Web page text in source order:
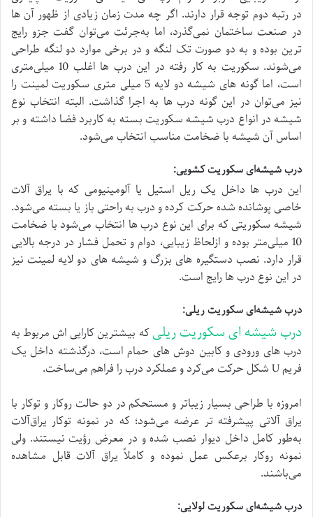
در رتبه دوم توجه قرار دارند. اگر چه مدت‌ زمان زیادی از ظهور آن‌ ها
در صنعت ساختمان نمی‌گذرد، اما به‌جرئت می‌توان گفت جزو رایج‌
ترین بوده و به دو صورت تک لنگه و در برخی موارد دو لنگه طراحی
می‌شوند. سکوریت به‌ کار رفته در این درب‌ ها اغلب 10 میلی‌متری
است، اما گونه‌ های شیشه دو لایه 5 میلی‌ متری سکوریت لمینت را
نیز می‌توان در این‌ گونه درب‌ ها به اجرا گذاشت. البته انتخاب نوع
شیشه در انواع درب شیشه سکوریت بسته به کاربرد فضا داشته و بر
اساس آن شیشه با ضخامت مناسب انتخاب می‌شود.
درب شیشه‌ای سکوریت کشویی:
این درب‌ ها داخل یک ریل استیل یا آلومینیومی که با یراق‌ آلات
خاصی پوشانده شده حرکت کرده و درب به‌ راحتی باز یا بسته می‌شود.
شیشه سکوریتی که برای این نوع درب‌ ها انتخاب می‌شود با ضخامت
10 میلی‌متر بوده و ازلحاظ زیبایی، دوام و تحمل فشار در درجه بالایی
قرار دارد. نصب دستگیره‌ های بزرگ و شیشه‌ های دو لایه لمینت نیز
در این نوع درب‌ ها رایج است.
درب شیشه‌ای سکوریت ریلی:
درب شیشه‌ ای سکوریت ریلیکه بیشترین کارایی‌ اش مربوط به
درب‌ های ورودی و کابین دوش‌ های حمام است، درگذشته داخل یک
فریم U شکل حرکت می‌کرد و عملکرد درب را فراهم می‌ساخت.
امروزه با طراحی بسیار زیباتر و مستحکم در دو حالت روکار و توکار با
یراق‌ آلاتی پیشرفته‌ تر عرضه می‌شود؛ که در نمونه توکار یراق‌آلات
به‌طور کامل داخل دیوار نصب‌ شده و در معرض رؤیت نیستند. ولی
نمونه روکار برعکس عمل نموده و کاملاً یراق‌ آلات قابل‌ مشاهده
می‌باشند.
درب شیشه‌ای سکوریت لولایی: